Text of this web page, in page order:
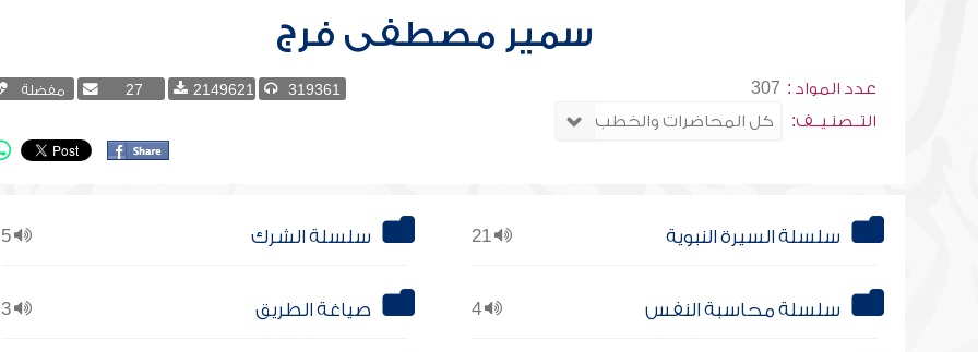
سمير مصطفى فرج
عدد المواد : 307
التــصنـيــف:
319361
2149621
27 مفضلة
21 سلسلة السيرة النبوية 5 سلسلة الشرك
4 سلسلة محاسبة النفس 3 صياغة الطريق